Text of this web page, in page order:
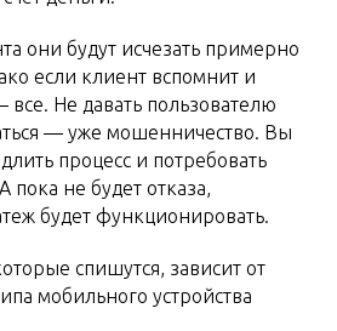
они будут исчезать примерно
если клиент вспомнит и
Не давать пользователю
— уже мошенничество. Вы
процесс и потребовать
пока не будет отказа,
будет функционировать.
спишутся, зависит от
мобильного устройства